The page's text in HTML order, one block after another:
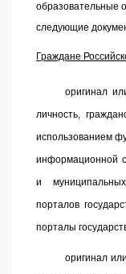
образовательные
следующие
Граждане
оригинал
личность,
использованием
информационной
и
порталов
порталы
оригинал